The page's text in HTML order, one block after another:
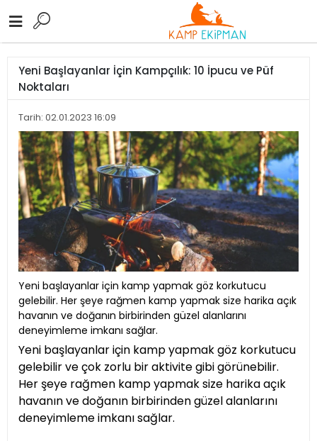
Yeni Başlayanlar İçin Kampçılık: 10 İpucu ve Püf
Noktaları
Tarih: 02.01.2023 16:09
Yeni başlayanlar için kamp yapmak göz korkutucu
gelebilir. Her şeye rağmen kamp yapmak size harika açık
havanın ve doğanın birbirinden güzel alanlarını
deneyimleme imkanı sağlar.
Yeni başlayanlar için kamp yapmak göz korkutucu
gelebilir ve çok zorlu bir aktivite gibi görünebilir.
Her şeye rağmen kamp yapmak size harika açık
havanın ve doğanın birbirinden güzel alanlarını
deneyimleme imkanı sağlar.